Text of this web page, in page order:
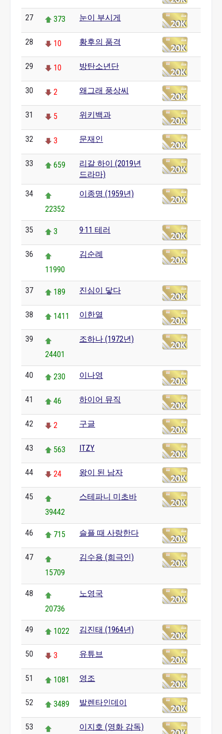
27 373 눈이 부시게
28 10 황후의 품격
29 10 방탄소년단
30 2 왜그래 풍상씨
31 5 위키백과
32 3 문재인
33 659
리갈 하이 (2019년
드라마)
34
22352
이종명 (1959년)
35 3 9·11 테러
36
11990
김순례
37 189 진심이 닿다
38 1411 이한열
39
24401
조하나 (1972년)
40 230 이나영
41 46 하이어 뮤직
42 2 구글
43 563 ITZY
44 24 왕이 된 남자
45
39442
스테파니 미초바
46 715 슬플 때 사랑한다
47
15709
김수용 (희극인)
48
20736
노영국
49 1022 김진태 (1964년)
50 3 유튜브
51 1081 영조
52 3489 발렌타인데이
53 이지호 (영화 감독)